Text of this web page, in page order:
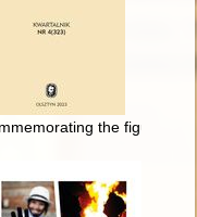
badań nad dziejami
the figure of